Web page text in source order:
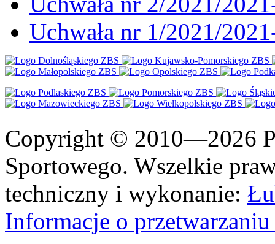
Uchwała nr 1/2021/
Copyright © 2010—2026
Sportowego. Wszelkie
techniczny i wykonanie:
Informacje o